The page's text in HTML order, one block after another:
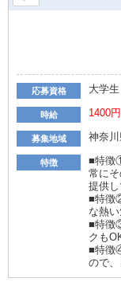
応募資格 大学
時給 1400
募集地域 神奈
特徴
■特徴
常に
提供し
■特徴
な熱
■特徴
クも
■特徴
ので